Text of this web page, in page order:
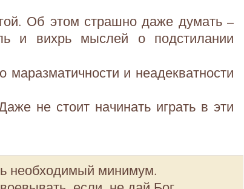
Об этом страшно даже думать –
и вихрь мыслей о подстилании
и неадекватности
не стоит начинать играть в эти
необходимый минимум.